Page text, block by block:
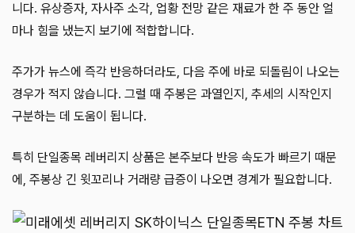
니다. 유상증자, 자사주 소각, 업황 전망 같은 재료가 한 주 동안 얼
마나 힘을 냈는지 보기에 적합합니다.
주가가 뉴스에 즉각 반응하더라도, 다음 주에 바로 되돌림이 나오는
경우가 적지 않습니다. 그럴 때 주봉은 과열인지, 추세의 시작인지
구분하는 데 도움이 됩니다.
특히 단일종목 레버리지 상품은 본주보다 반응 속도가 빠르기 때문
에, 주봉상 긴 윗꼬리나 거래량 급증이 나오면 경계가 필요합니다.